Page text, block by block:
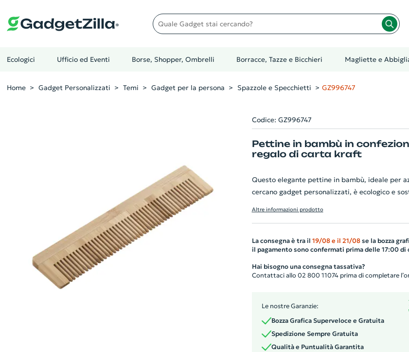
Quale gadget stai cercando?
Ecologici Ufficio ed Eventi Borse, Shopper, Ombrelli Borracce, Tazze e Bicchieri Magliette e
Home Gadget Personalizzati Temi Gadget per la persona Spazzole e Specchietti GZ996747
Codice: GZ996747
Pettine in bambù in
regalo di carta kraft
Questo elegante pettine in bambù, ideale per
cercano gadget personalizzati, è ecologico e
cartoncino, il pettine si presta ad essere un
classe, che rispetta l'ambiente. Il suo stile unico
qualità superiore faranno sicuramente colpo sui
clienti, promuovendo la tua azienda in maniera
Altre informazioni prodotto
La consegna è tra il 19/08 e il 21/08se la bozza
il pagamento sono confermati prima delle 17:00 di
Hai bisogno una consegna tassativa?
Contattaci allo 02 800 11074 prima di completare
Le nostre Garanzie:
Bozza Grafica Superveloce e Gratuita
Spedizione Sempre Gratuita
Qualità e Puntualità Garantita